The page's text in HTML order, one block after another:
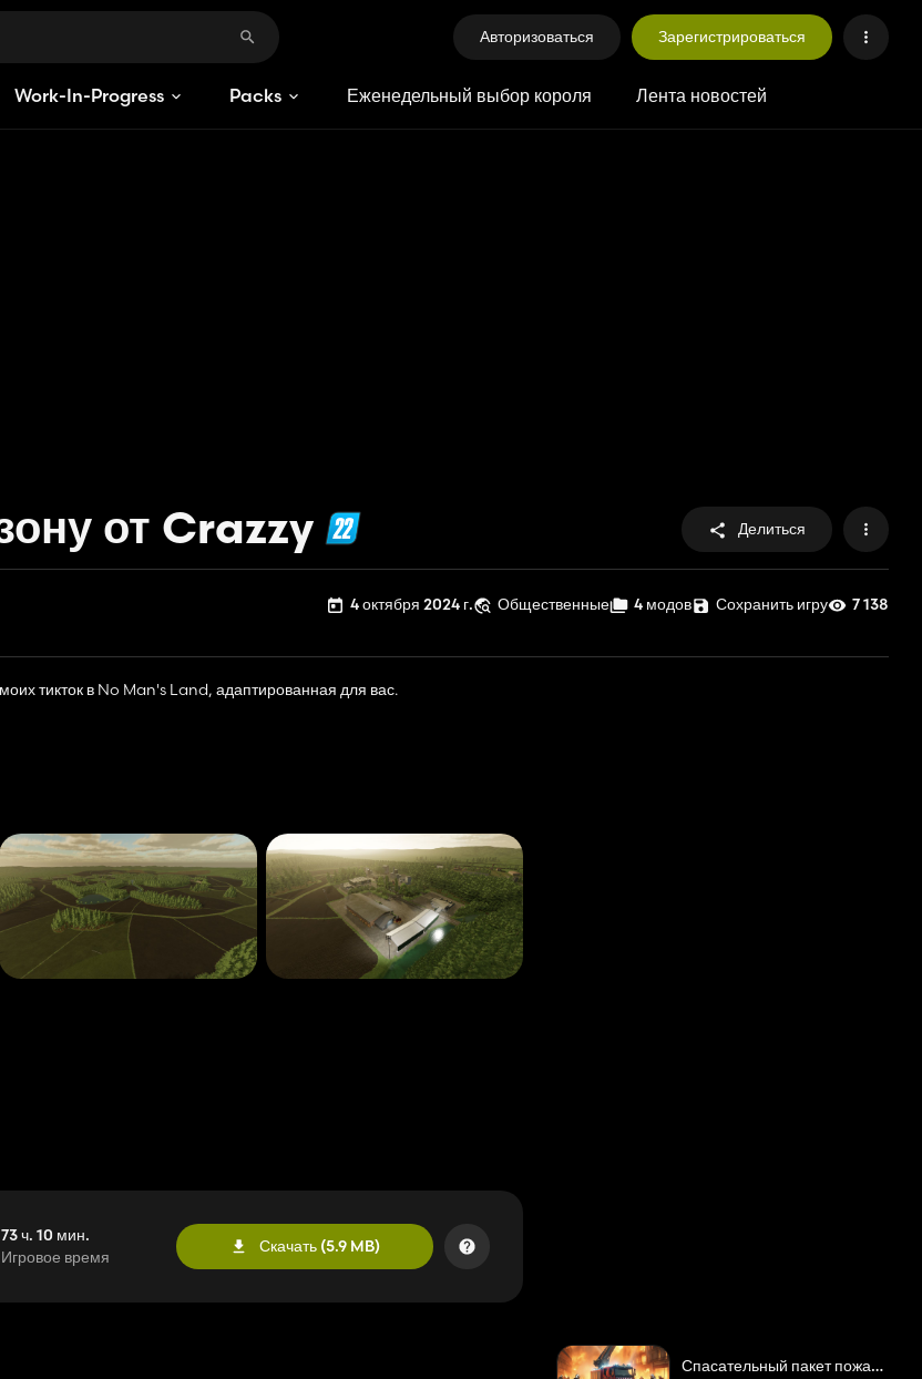
Авторизоваться Зарегистрироваться
Work-In-Progress Packs Еженедельный выбор короля Лента новостей
от Crazzy Делиться
4 октября 2024 г. Общественные 4 модов Сохранить игру 7 138
тикток в No Man's Land, адаптированная для вас.
суммирую, и вы лучше поймете ;)
73 ч. 10 мин.
Игровое время
Скачать (5.9 MB)
Спасательный пакет пожарных